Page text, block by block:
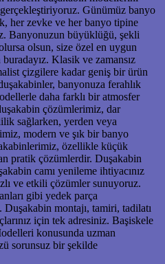
Günümüz banyo
her zevke ve her banyo tipine
Banyonuzun büyüklüğü, şekli
olsun, size özel en uygun
Klasik ve zamansız
çizgilere kadar geniş bir ürün
banyonuza ferahlık
daha farklı bir atmosfer
çözümlerimiz, dar
sağlarken, yerden veya
modern ve şık bir banyo
özellikle küçük
pratik çözümlerdir. Duşakabin
camı yenileme ihtiyacınız
ve etkili çözümler sunuyoruz.
gibi yedek parça
Duşakabin montajı, tamiri, tadilatı
için tek adresiniz. Başiskele
konusunda uzman
sorunsuz bir şekilde